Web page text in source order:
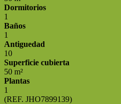
Dormitorios
1
Baños
1
Antiguedad
10
Superficie cubierta
50 m²
Plantas
1
(REF. JHO7899139)